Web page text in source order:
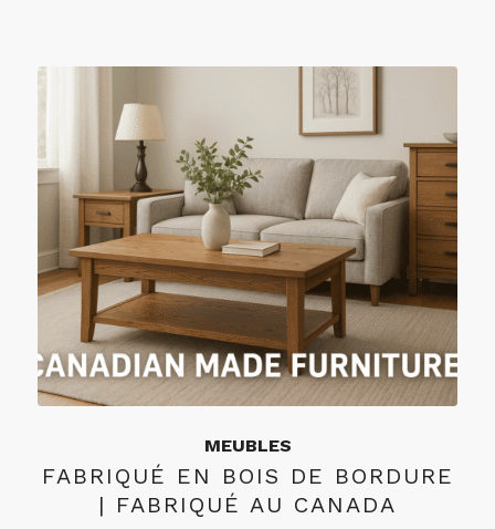
MEUBLES
FABRIQUÉ EN BOIS DE BORDURE
| FABRIQUÉ AU CANADA